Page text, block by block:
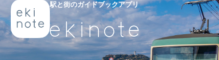
駅と街のガイドブックアプリ